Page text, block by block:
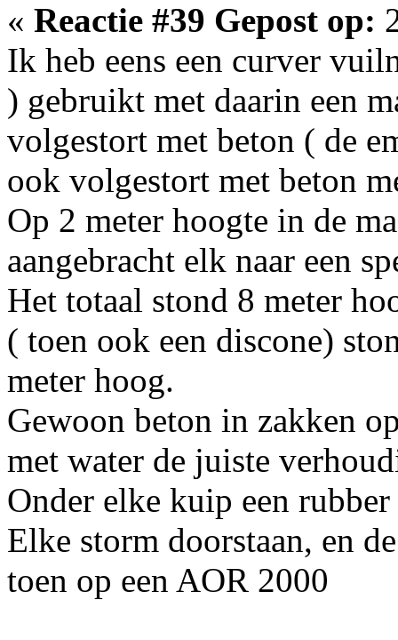
« Reactie #39 Gepost op:
Ik heb eens een curver
) gebruikt met daarin een
volgestort met beton ( de
ook volgestort met beton
Op 2 meter hoogte in de
aangebracht elk naar een
Het totaal stond 8 meter
( toen ook een discone)
meter hoog.
Gewoon beton in zakken
met water de juiste
Onder elke kuip een rubber
Elke storm doorstaan, en
toen op een AOR 2000